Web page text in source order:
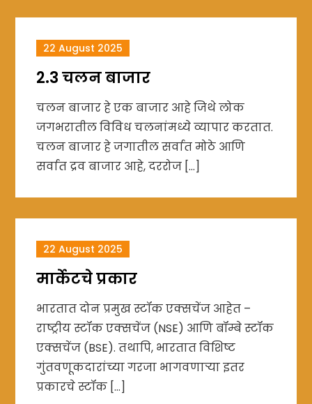
22 August 2025
2.3 चलन बाजार
चलन बाजार हे एक बाजार आहे जिथे लोक
जगभरातील विविध चलनांमध्ये व्यापार करतात.
चलन बाजार हे जगातील सर्वात मोठे आणि
सर्वात द्रव बाजार आहे, दररोज […]
22 August 2025
मार्केटचे प्रकार
भारतात दोन प्रमुख स्टॉक एक्सचेंज आहेत –
राष्ट्रीय स्टॉक एक्सचेंज (NSE) आणि बॉम्बे स्टॉक
एक्सचेंज (BSE). तथापि, भारतात विशिष्ट
गुंतवणूकदारांच्या गरजा भागवणाऱ्या इतर
प्रकारचे स्टॉक […]